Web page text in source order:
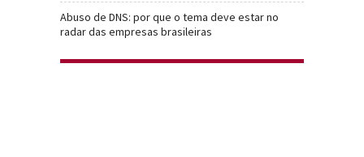
Abuso de DNS: por que o tema deve estar no
radar das empresas brasileiras